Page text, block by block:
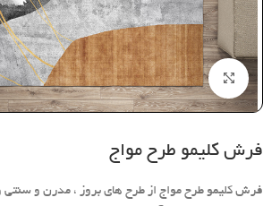
بزرگنمایی تصویر
فرش کلیمو طرح مواج
فرش کلیمو طرح مواج از طرح های بروز ، مدرن و سنتی و